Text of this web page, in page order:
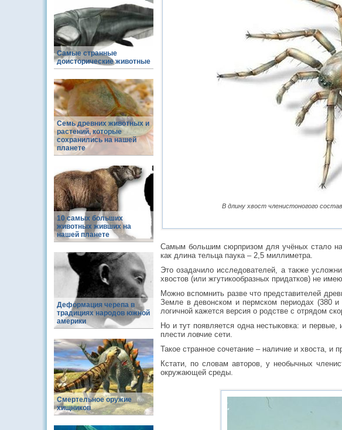
Самые странные
доисторические животные
Семь древних животных и
растений, которые
сохранились на нашей
планете
10 самых больших
животных живших на
нашей планете
Деформация черепа в
традициях народов южной
америки
Смертельное оружие
хищников
В длину хвост членистоногого
Самым большим сюрпризом для учёных стало
как длина тельца паука – 2,5 миллиметра.
Это озадачило исследователей, а также
хвостов (или жгутикообразных придатков) не
Можно вспомнить разве что представителей
Земле в девонском и пермском периодах (380 и
логичной кажется версия о родстве с отрядом
Но и тут появляется одна нестыковка: и
плести ловчие сети.
Такое странное сочетание – наличие и хвоста, и
Кстати, по словам авторов, у необычных
окружающей среды.